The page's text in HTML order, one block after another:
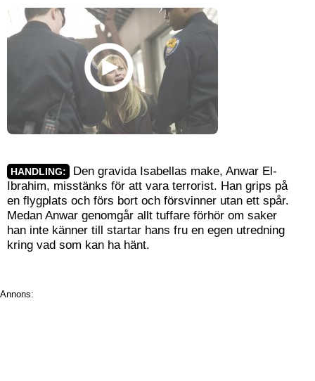
HANDLING:
Den gravida Isabellas make, Anwar El-
Ibrahim, misstänks för att vara terrorist. Han grips på
en flygplats och förs bort och försvinner utan ett spår.
Medan Anwar genomgår allt tuffare förhör om saker
han inte känner till startar hans fru en egen utredning
kring vad som kan ha hänt.
Annons: